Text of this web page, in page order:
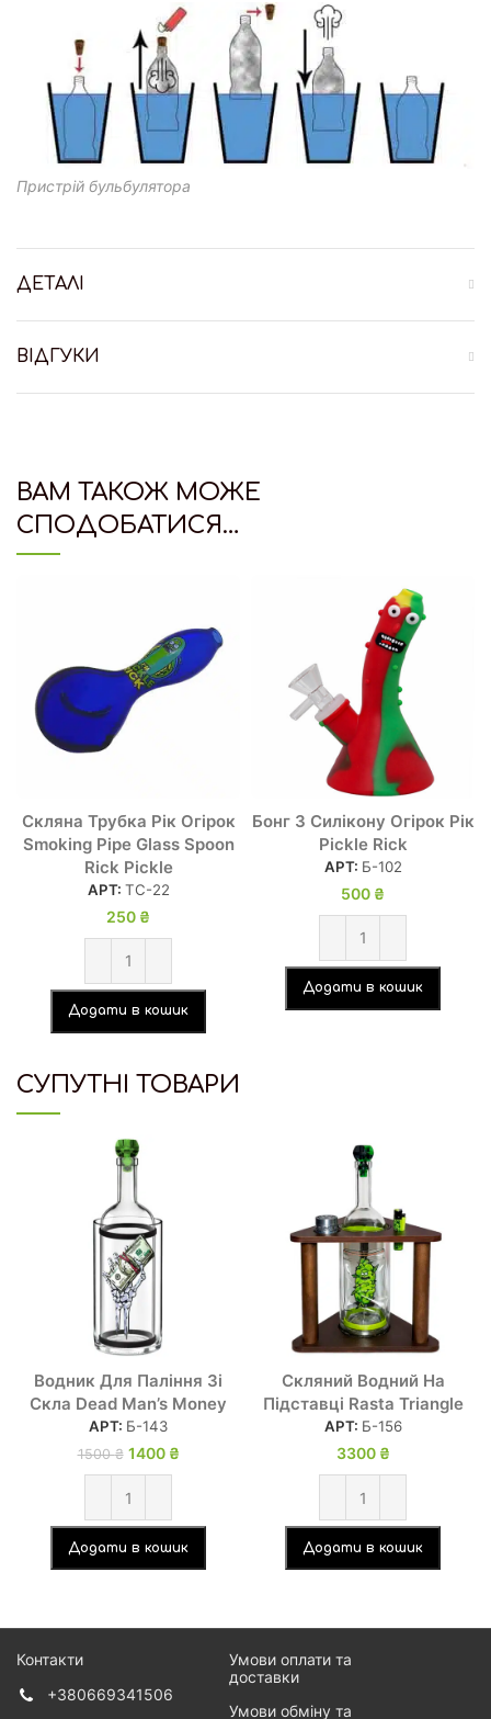
Пристрій бульбулятора
ДЕТАЛІ
ВІДГУКИ
ВАМ ТАКОЖ МОЖЕ
СПОДОБАТИСЯ…
Скляна Трубка Рік Огірок
Smoking Pipe Glass Spoon
Rick Pickle
АРТ: ТC-22
250 ₴
Додати в кошик
Бонг З Силікону Огірок Рік
Pickle Rick
АРТ: Б-102
500 ₴
Додати в кошик
СУПУТНІ ТОВАРИ
Водник Для Паління Зі
Скла Dead Man’s Money
АРТ: Б-143
1500₴
Оригінальна
ціна: 1500 ₴.
1400 ₴
Додати в кошик
Скляний Водний На
Підставці Rasta Triangle
АРТ: Б-156
3300 ₴
Додати в кошик
Контакти
+380669341506
Умови оплати та
доставки
Умови обміну та